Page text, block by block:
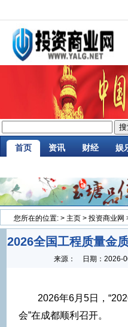
首页 资讯 财经 娱
您所在的位置: > 主页 > 投资商业网
2026全国工程质量金
来源： 日期： 2026-
2026年6月5日，
会”在成都顺利召开。